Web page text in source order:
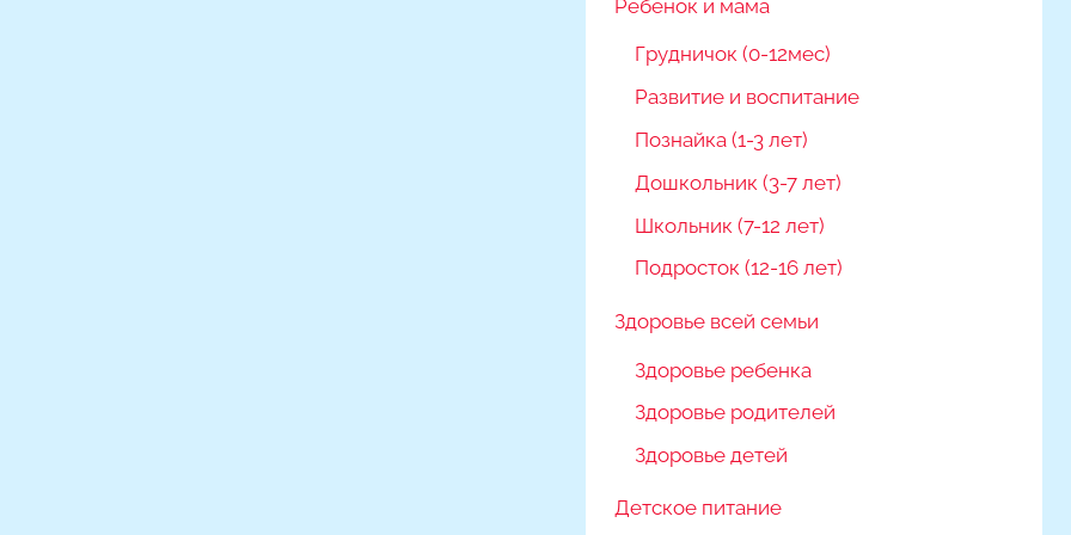
Ребёнок и мама
Грудничок (0-12мес)
Развитие и воспитание
Познайка (1-3 лет)
Дошкольник (3-7 лет)
Школьник (7-12 лет)
Подросток (12-16 лет)
Здоровье всей семьи
Здоровье ребенка
Здоровье родителей
Здоровье детей
Детское питание